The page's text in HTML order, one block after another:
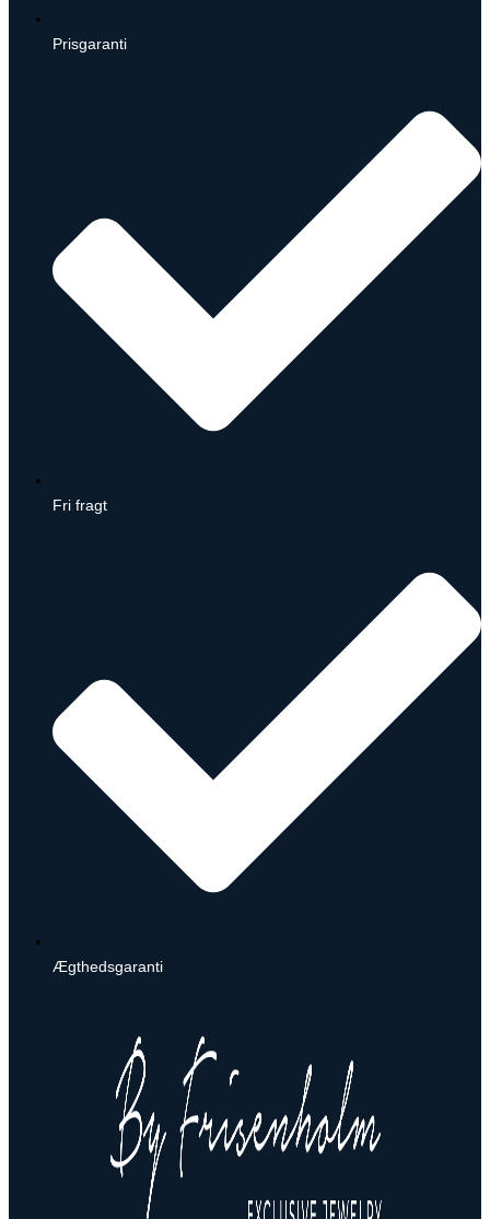
Prisgaranti
Fri fragt
Ægthedsgaranti